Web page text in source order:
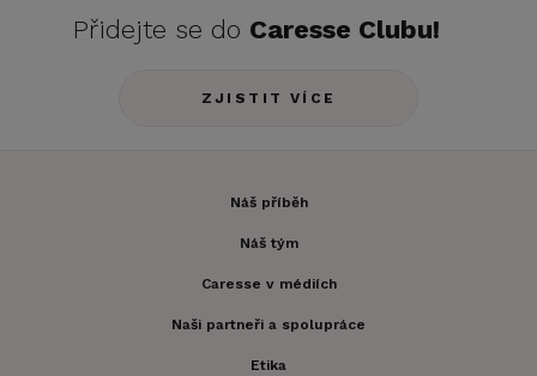
Přidejte se do Caresse Clubu!
ZJISTIT VÍCE
Náš příběh
Náš tým
Caresse v médiích
Naši partneři a spolupráce
Etika